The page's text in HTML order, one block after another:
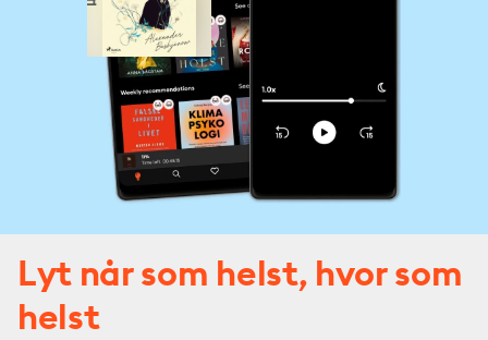
Lyt når som helst, hvor som
helst